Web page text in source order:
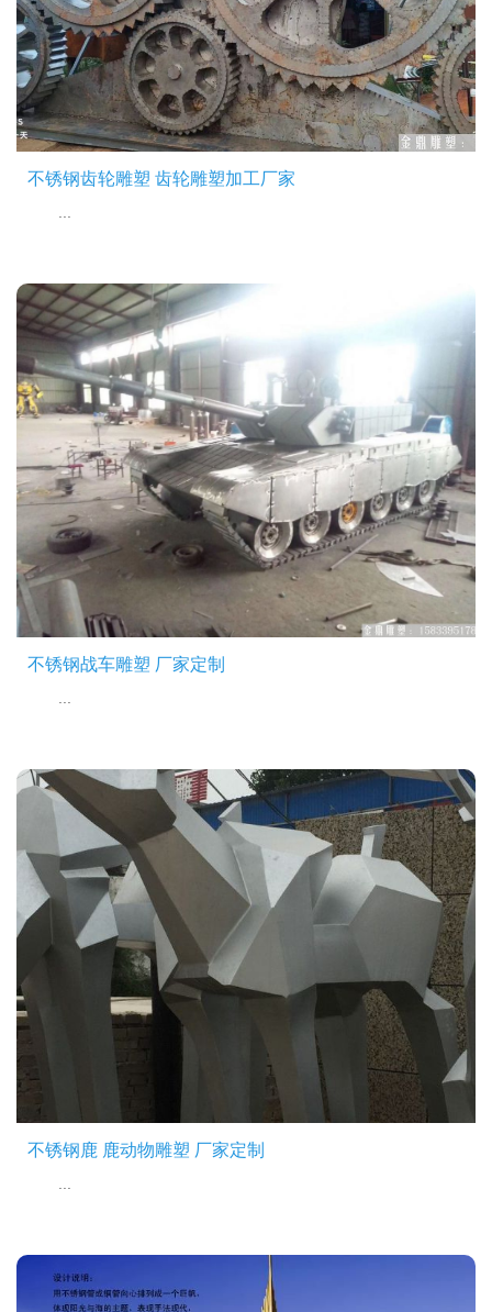
不锈钢齿轮雕塑 齿轮雕塑加工厂家
...
不锈钢战车雕塑 厂家定制
...
不锈钢鹿 鹿动物雕塑 厂家定制